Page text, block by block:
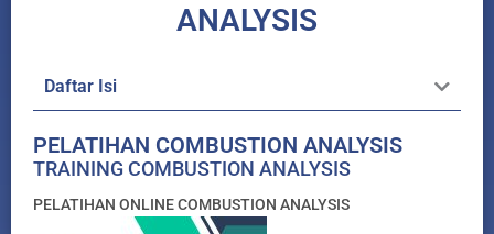
ANALYSIS
Daftar Isi
PELATIHAN COMBUSTION ANALYSIS
TRAINING COMBUSTION ANALYSIS
PELATIHAN ONLINE COMBUSTION ANALYSIS